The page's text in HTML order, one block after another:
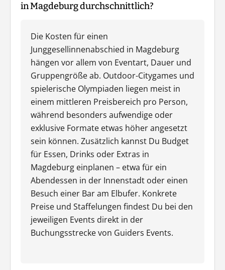
in Magdeburg durchschnittlich?
Die Kosten für einen
Junggesellinnenabschied in Magdeburg
hängen vor allem von Eventart, Dauer und
Gruppengröße ab. Outdoor-Citygames und
spielerische Olympiaden liegen meist in
einem mittleren Preisbereich pro Person,
während besonders aufwendige oder
exklusive Formate etwas höher angesetzt
sein können. Zusätzlich kannst Du Budget
für Essen, Drinks oder Extras in
Magdeburg einplanen – etwa für ein
Abendessen in der Innenstadt oder einen
Besuch einer Bar am Elbufer. Konkrete
Preise und Staffelungen findest Du bei den
jeweiligen Events direkt in der
Buchungsstrecke von Guiders Events.